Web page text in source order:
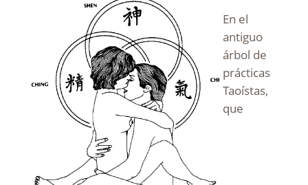
En el
antiguo
árbol de
prácticas
Taoístas,
que